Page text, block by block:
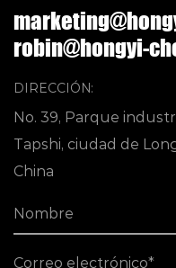
robin@hongyi-
DIRECCIÓN:
No. 39, Parque
Tapshi, ciudad de
China